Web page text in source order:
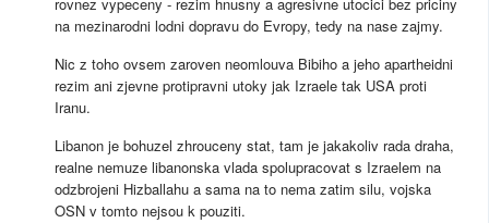
na mezinarodni lodni dopravu do Evropy, tedy na nase zajmy.
Nic z toho ovsem zaroven neomlouva Bibiho a jeho apartheidni
rezim ani zjevne protipravni utoky jak Izraele tak USA proti
Iranu.
Libanon je bohuzel zhrouceny stat, tam je jakakoliv rada draha,
realne nemuze libanonska vlada spolupracovat s Izraelem na
odzbrojeni Hizballahu a sama na to nema zatim silu, vojska
OSN v tomto nejsou k pouziti.